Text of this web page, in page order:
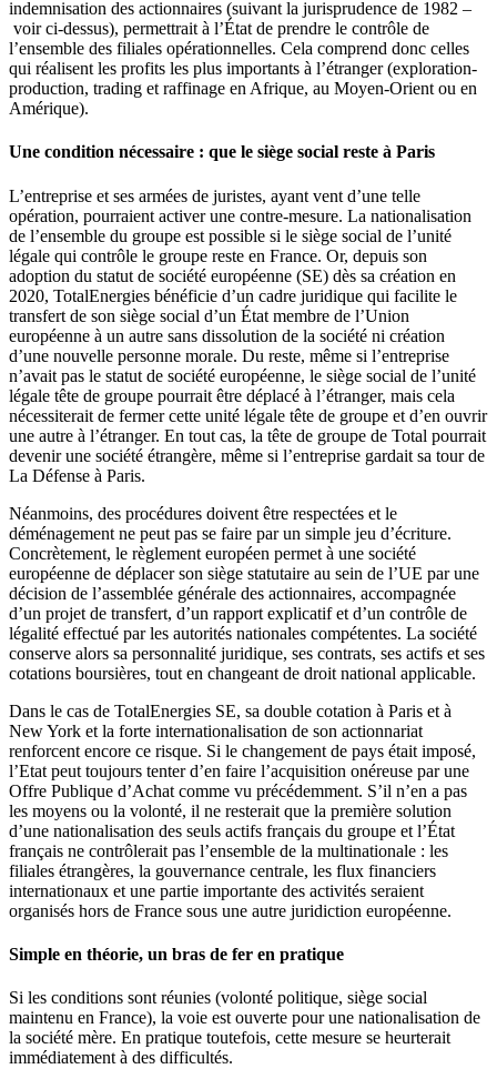
indemnisation des actionnaires (suivant la jurisprudence de 1982 –
voir ci-dessus), permettrait à l’État de prendre le contrôle de
l’ensemble des filiales opérationnelles. Cela comprend donc celles
qui réalisent les profits les plus importants à l’étranger (exploration-
production, trading et raffinage en Afrique, au Moyen-Orient ou en
Amérique).
Une condition nécessaire : que le siège social reste à Paris
L’entreprise et ses armées de juristes, ayant vent d’une telle
opération, pourraient activer une contre-mesure. La nationalisation
de l’ensemble du groupe est possible si le siège social de l’unité
légale qui contrôle le groupe reste en France. Or, depuis son
adoption du statut de société européenne (SE) dès sa création en
2020, TotalEnergies bénéficie d’un cadre juridique qui facilite le
transfert de son siège social d’un État membre de l’Union
européenne à un autre sans dissolution de la société ni création
d’une nouvelle personne morale. Du reste, même si l’entreprise
n’avait pas le statut de société européenne, le siège social de l’unité
légale tête de groupe pourrait être déplacé à l’étranger, mais cela
nécessiterait de fermer cette unité légale tête de groupe et d’en ouvrir
une autre à l’étranger. En tout cas, la tête de groupe de Total pourrait
devenir une société étrangère, même si l’entreprise gardait sa tour de
La Défense à Paris.
Néanmoins, des procédures doivent être respectées et le
déménagement ne peut pas se faire par un simple jeu d’écriture.
Concrètement, le règlement européen permet à une société
européenne de déplacer son siège statutaire au sein de l’UE par une
décision de l’assemblée générale des actionnaires, accompagnée
d’un projet de transfert, d’un rapport explicatif et d’un contrôle de
légalité effectué par les autorités nationales compétentes. La société
conserve alors sa personnalité juridique, ses contrats, ses actifs et ses
cotations boursières, tout en changeant de droit national applicable.
Dans le cas de TotalEnergies SE, sa double cotation à Paris et à
New York et la forte internationalisation de son actionnariat
renforcent encore ce risque. Si le changement de pays était imposé,
l’Etat peut toujours tenter d’en faire l’acquisition onéreuse par une
Offre Publique d’Achat comme vu précédemment. S’il n’en a pas
les moyens ou la volonté, il ne resterait que la première solution
d’une nationalisation des seuls actifs français du groupe et l’État
français ne contrôlerait pas l’ensemble de la multinationale : les
filiales étrangères, la gouvernance centrale, les flux financiers
internationaux et une partie importante des activités seraient
organisés hors de France sous une autre juridiction européenne.
Simple en théorie, un bras de fer en pratique
Si les conditions sont réunies (volonté politique, siège social
maintenu en France), la voie est ouverte pour une nationalisation de
la société mère. En pratique toutefois, cette mesure se heurterait
immédiatement à des difficultés.